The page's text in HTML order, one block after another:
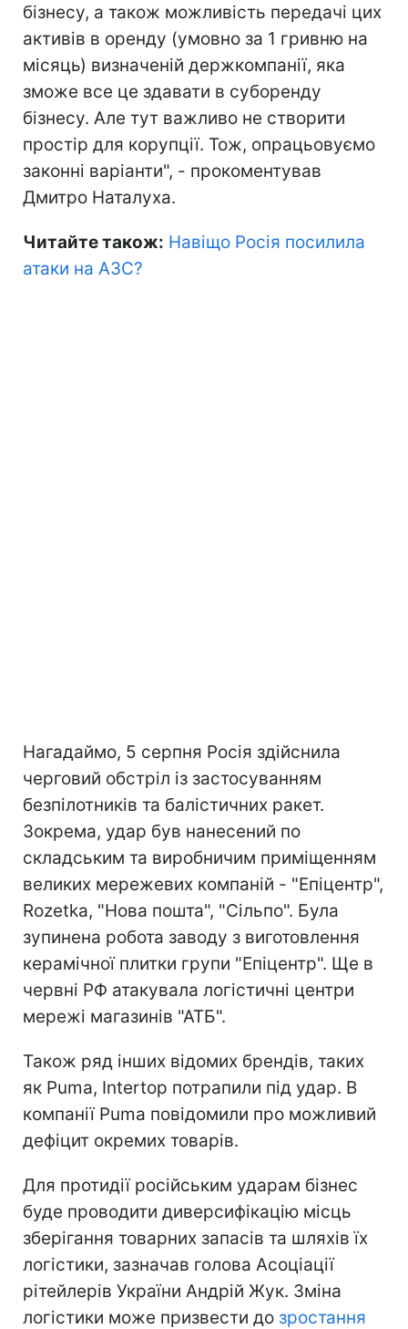
бізнесу, а також можливість передачі цих
активів в оренду (умовно за 1 гривню на
місяць) визначеній держкомпанії, яка
зможе все це здавати в суборенду
бізнесу. Але тут важливо не створити
простір для корупції. Тож, опрацьовуємо
законні варіанти", - прокоментував
Дмитро Наталуха.
Читайте також: Навіщо Росія посилила
атаки на АЗС?
Нагадаймо, 5 серпня Росія здійснила
черговий обстріл із застосуванням
безпілотників та балістичних ракет.
Зокрема, удар був нанесений по
складським та виробничим приміщенням
великих мережевих компаній - "Епіцентр",
Rozetka, "Нова пошта", "Сільпо". Була
зупинена робота заводу з виготовлення
керамічної плитки групи "Епіцентр". Ще в
червні РФ атакувала логістичні центри
мережі магазинів "АТБ".
Також ряд інших відомих брендів, таких
як Puma, Intertop потрапили під удар. В
компанії Puma повідомили про можливий
дефіцит окремих товарів.
Для протидії російським ударам бізнес
буде проводити диверсифікацію місць
зберігання товарних запасів та шляхів їх
логістики, зазначав голова Асоціації
рітейлерів України Андрій Жук. Зміна
логістики може призвести до зростання